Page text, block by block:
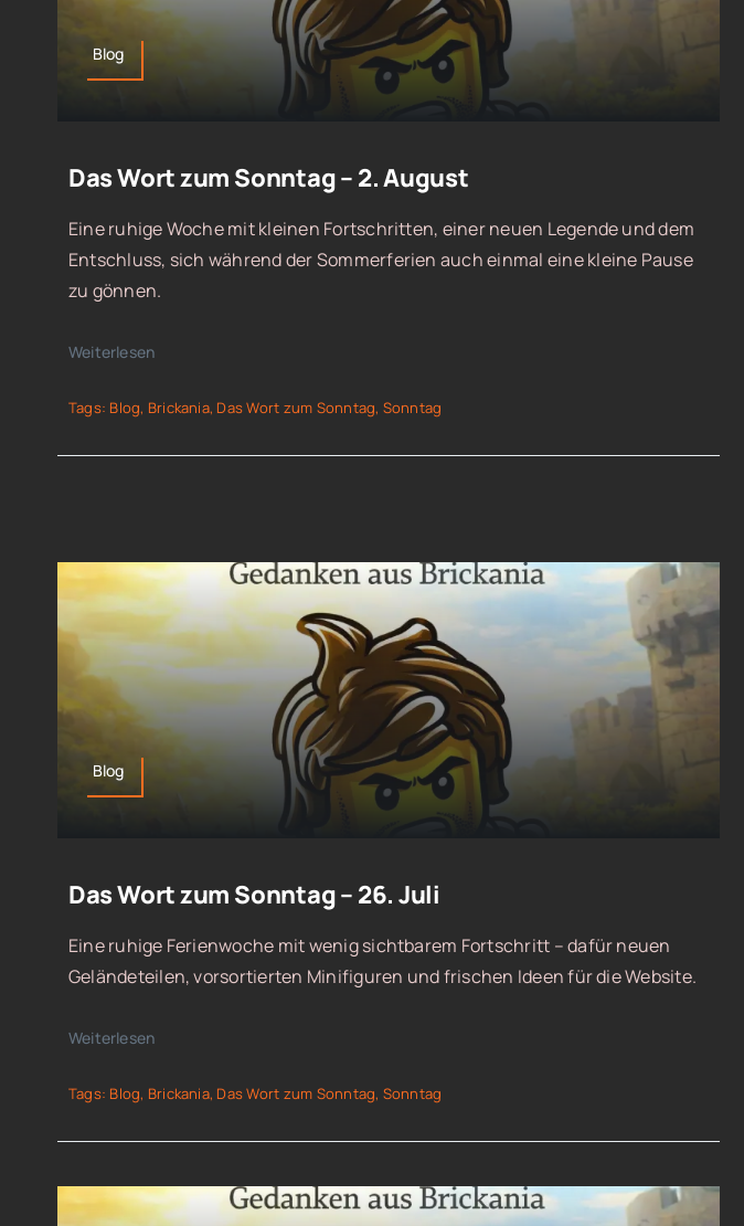
Blog
Das Wort zum Sonntag – 2. August
Eine ruhige Woche mit kleinen Fortschritten, einer neuen Legende und dem
Entschluss, sich während der Sommerferien auch einmal eine kleine Pause
zu gönnen.
Weiterlesen
Tags: Blog, Brickania, Das Wort zum Sonntag, Sonntag
Blog
Das Wort zum Sonntag – 26. Juli
Eine ruhige Ferienwoche mit wenig sichtbarem Fortschritt – dafür neuen
Geländeteilen, vorsortierten Minifiguren und frischen Ideen für die Website.
Weiterlesen
Tags: Blog, Brickania, Das Wort zum Sonntag, Sonntag